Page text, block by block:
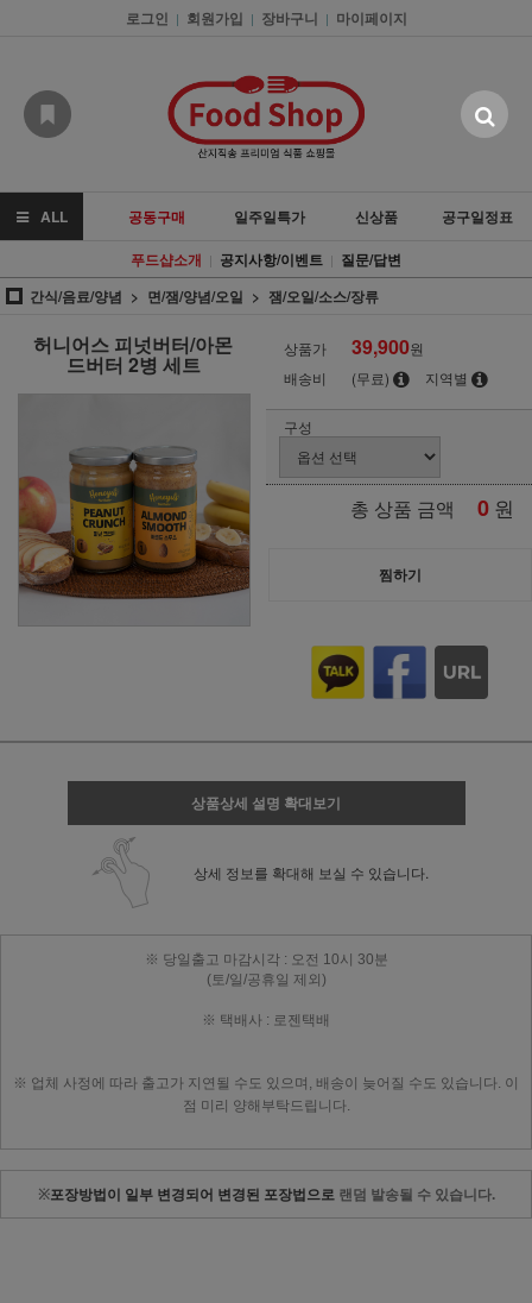
로그인 | 회원가입 | 장바구니 | 마이페이지
ALL 공동구매 일주일특가 신상품
공구일정표
푸드샵소개 | 공지사항/이벤트 | 질문/답변
간식/음료/양념
면/잼/양념/오일 잼/오일/소스/장류
허니어스 피넛버터/아몬
드버터 2병 세트
상품가 39,900원
배송비
(무료) 지역별
구성
총 상품 금액 0 원
찜하기
상품상세 설명 확대보기
상세 정보를 확대해 보실 수 있습니다.
※ 당일출고 마감시각 : 오전 10시 30분
(토/일/공휴일 제외)
※ 택배사 : 로젠택배
※ 업체 사정에 따라 출고가 지연될 수도 있으며, 배송이 늦어질 수도 있습니다. 이
점 미리 양해부탁드립니다.
※포장방법이 일부 변경되어 변경된 포장법으로 랜덤 발송될 수 있습니다.